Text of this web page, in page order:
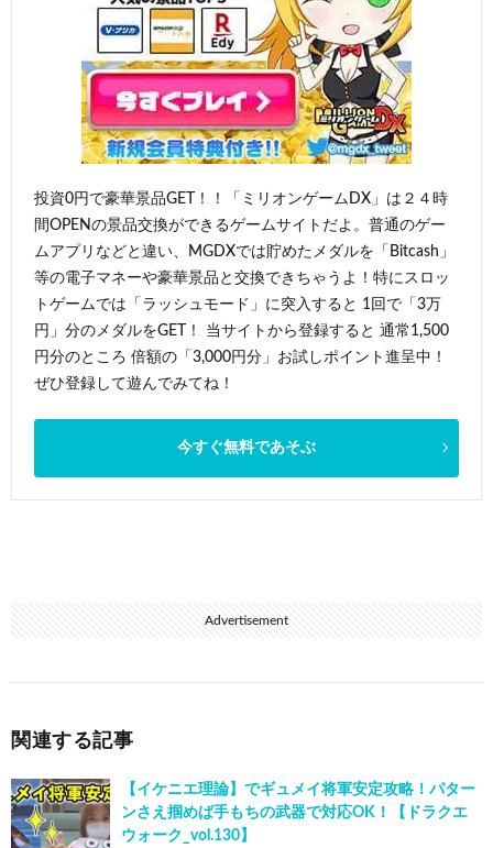
投資0円で豪華景品GET！！「ミリオンゲームDX」は２４時
間OPENの景品交換ができるゲームサイトだよ。普通のゲー
ムアプリなどと違い、MGDXでは貯めたメダルを「Bitcash」
等の電子マネーや豪華景品と交換できちゃうよ！特にスロッ
トゲームでは「ラッシュモード」に突入すると 1回で「3万
円」分のメダルをGET！ 当サイトから登録すると 通常1,500
円分のところ 倍額の「3,000円分」お試しポイント進呈中！
ぜひ登録して遊んでみてね！
今すぐ無料であそぶ
Advertisement
関連する記事
【イケニエ理論】でギュメイ将軍安定攻略！パター
ンさえ掴めば手もちの武器で対応OK！【ドラクエ
ウォーク_vol.130】